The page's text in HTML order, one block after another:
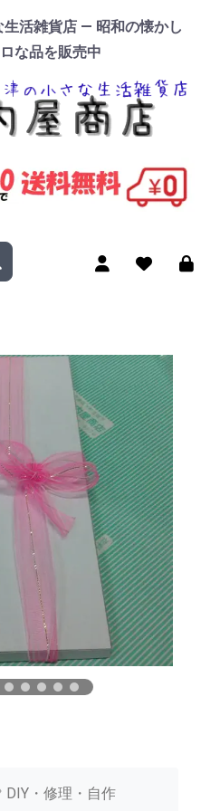
活雑貨店 — 昭和の懐かし
な品を販売中
DIY・修理・自作